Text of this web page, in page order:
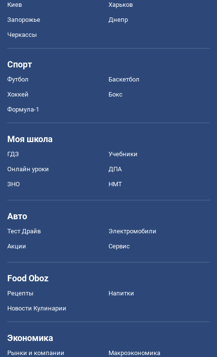
Киев Харьков
Запорожье Днепр
Черкассы
Спорт
Футбол Баскетбол
Хоккей Бокс
Формула-1
Моя школа
ГДЗ Учебники
Онлайн уроки ДПА
ЗНО НМТ
Авто
Тест Драйв Электромобили
Акции Сервис
Food Oboz
Рецепты Напитки
Новости Кулинарии
Экономика
Рынки и компании Mакроэкономика